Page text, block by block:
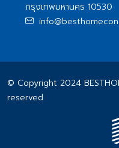
กรุงเทพมหานคร 10530
© Copyright 2024
reserved